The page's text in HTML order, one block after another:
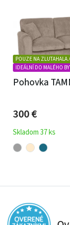
IDEÁLNÍ DO MALÉHO
POUZE NA
Pohovka
300€
Skladom 37 ks